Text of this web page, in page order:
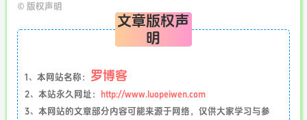
© 版权声明
文章版权声
明
1、本网站名称： 罗博客
2、本站永久网址：
http://www.luopeiwen.com
3、本网站的文章部分内容可能来源于网络，仅供大家学习与参